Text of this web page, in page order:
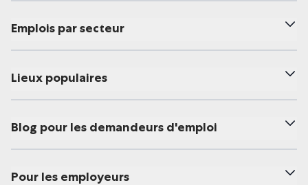
Emplois par secteur
Lieux populaires
Blog pour les demandeurs d'emploi
Pour les employeurs